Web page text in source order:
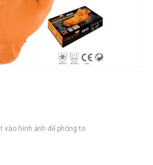
vào hình ảnh để phóng to